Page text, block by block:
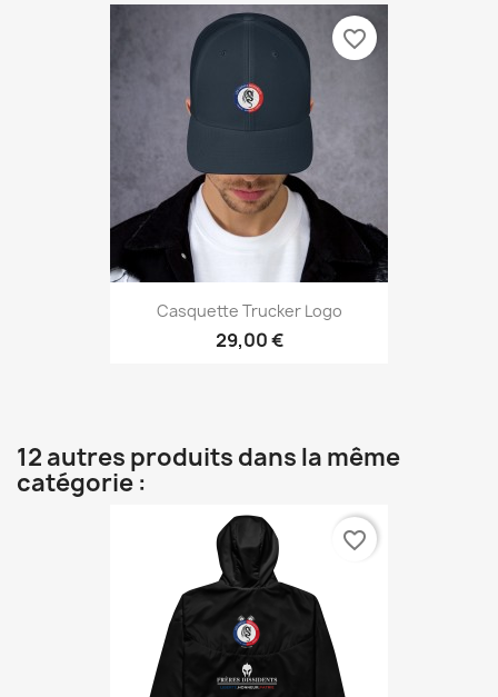
Casquette Trucker Logo
29,00 €
favorite_border
12 autres produits dans la même
catégorie :
favorite_border